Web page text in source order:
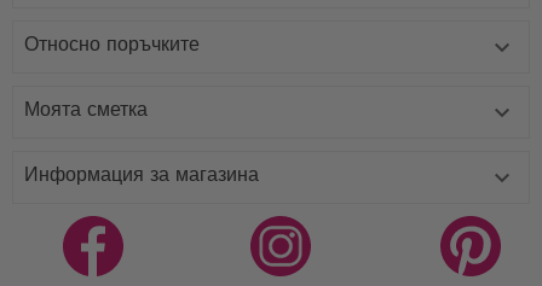
Относно поръчките 
Моята сметка 
Информация за магазина 